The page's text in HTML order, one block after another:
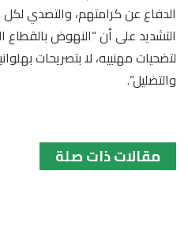
الدفاع عن كرامتهم، والتصدي لكل
التشديد على أن “النهوض
لتضحيات مهنييه، لا بتصريحات
والتضليل”.
مقالات ذات صلة